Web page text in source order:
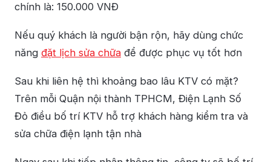
chính là: 150.000 VNĐ
Nếu quý khách là người bận rộn, hãy dùng chức
năng đặt lịch sửa chữa để được phục vụ tốt hơn
Sau khi liên hệ thì khoảng bao lâu KTV có mặt?
Trên mỗi Quận nội thành TPHCM, Điện Lạnh Số
Đỏ điều bố trí KTV hỗ trợ khách hàng kiểm tra và
sửa chữa điện lạnh tận nhà